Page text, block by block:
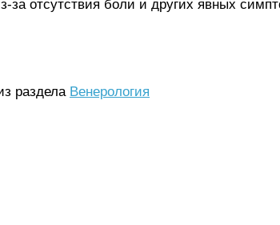
отсутствия боли и других явных
раздела Венерология